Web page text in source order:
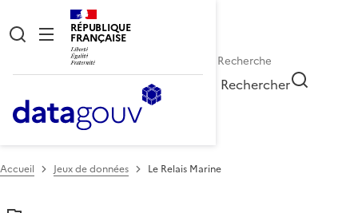
RÉPUBLIQUE
FRANÇAISE
Rechercher
Accueil Jeux de données Le Relais Marine